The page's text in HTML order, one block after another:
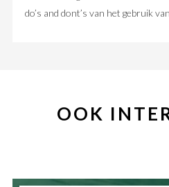
do’s and dont’s van het gebruik
OOK